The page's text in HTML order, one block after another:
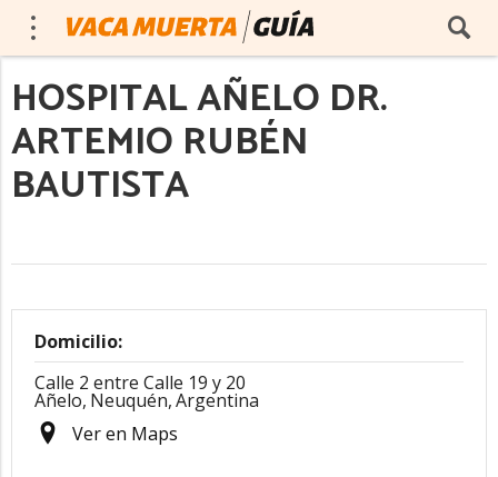
HOSPITAL AÑELO DR.
ARTEMIO RUBÉN
BAUTISTA
Domicilio:
Calle 2 entre Calle 19 y 20
Añelo, Neuquén,Argentina
Ver en Maps